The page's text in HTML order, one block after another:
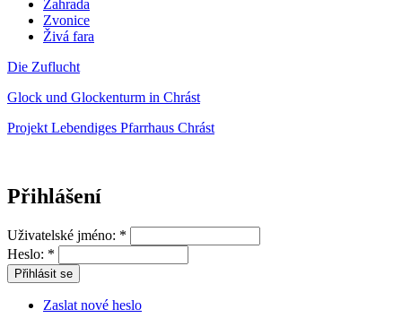
Zahrada
Zvonice
Živá fara
Die Zuflucht
Glock und Glockenturm in Chrást
Projekt Lebendiges Pfarrhaus Chrást
Přihlášení
Uživatelské jméno: *
Heslo: *
Zaslat nové heslo